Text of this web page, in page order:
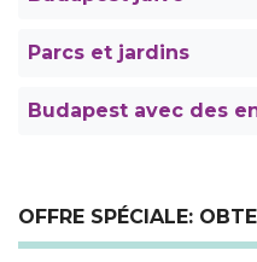
Parcs et jardins
Budapest avec des
OFFRE SPÉCIALE: